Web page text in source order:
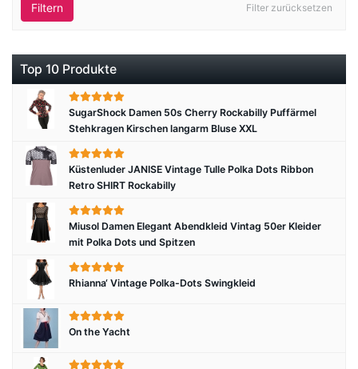
Filter zurücksetzen
Filtern
Top 10 Produkte
SugarShock Damen 50s Cherry Rockabilly Puffärmel
Stehkragen Kirschen langarm Bluse XXL
Küstenluder JANISE Vintage Tulle Polka Dots Ribbon
Retro SHIRT Rockabilly
Miusol Damen Elegant Abendkleid Vintag 50er Kleider
mit Polka Dots und Spitzen
Rhianna‘ Vintage Polka-Dots Swingkleid
On the Yacht